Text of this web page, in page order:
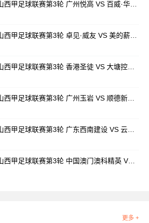
07月24日 佛山西甲足球联赛第3轮 中国澳门澳科精英 VS 藝品高國際 全场录像
更多 +